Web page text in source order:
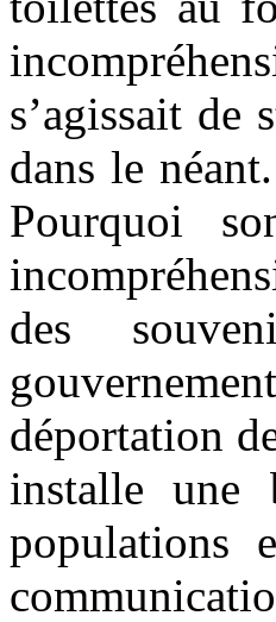
s’agissait de
dans le
Pourquoi
des
déportation
installe une
populations